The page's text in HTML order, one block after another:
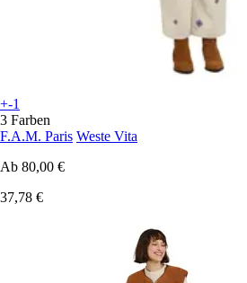
+-1
3 Farben
F.A.M. Paris Weste Vita
Ab 80,00 €
37,78 €